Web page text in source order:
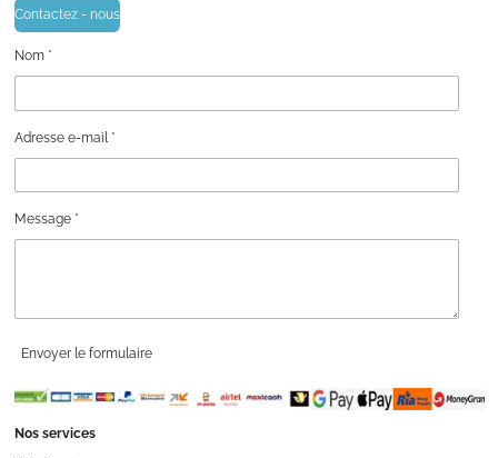
Contactez - nous
Nom *
Adresse e-mail *
Message *
Envoyer le formulaire
Nos services